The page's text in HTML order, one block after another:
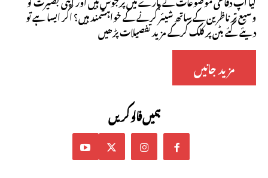
وسیع تر ناظرین کے ساتھ شیئر کرنے کے خواہشمند ہیں؟ اگر ایسا ہے تو
دیئے گئے بٹن پر کلک کرکے مزید تفصیلات پڑھیں
مزید جانیں
ہمیں فالو کریں